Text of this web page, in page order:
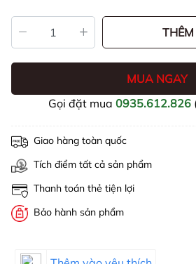
MUA NGAY
Gọi đặt mua 0935.612.826
Giao hàng toàn quốc
Tích điểm tất cả sản phẩm
Thanh toán thẻ tiện lợi
Bảo hành sản phẩm